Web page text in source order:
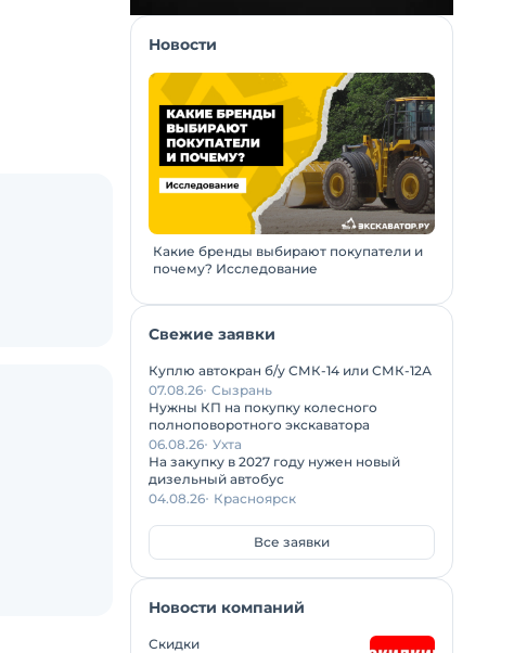
Новости
Какие бренды выбирают покупатели и
почему? Исследование
Свежие заявки
Куплю автокран б/у СМК-14 или СМК-12А
07.08.26 Сызрань
Нужны КП на покупку колесного
полноповоротного экскаватора
06.08.26 Ухта
На закупку в 2027 году нужен новый
дизельный автобус
04.08.26 Красноярск
Все заявки
Новости компаний
Скидки